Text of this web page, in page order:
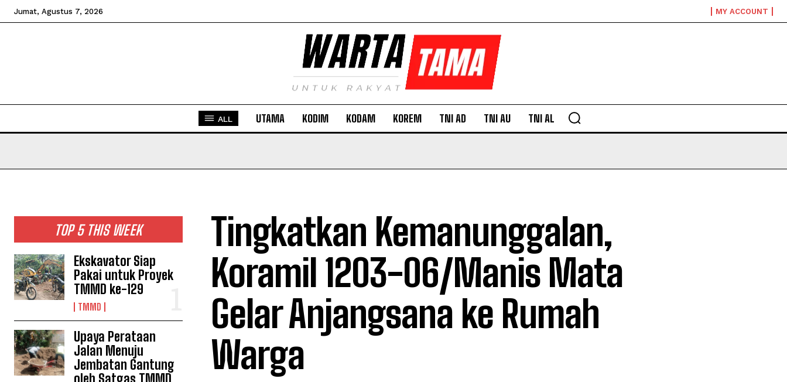
Jumat, Agustus 7, 2026 MY ACCOUNT
ALL UTAMA KODIM KODAM KOREM TNI AD TNI AU TNI AL
TOP 5 THIS WEEK
Ekskavator Siap
Pakai untuk Proyek
TMMD ke-129
TMMD
Upaya Perataan
Jalan Menuju
Jembatan Gantung
oleh Satgas TMMD
Tingkatkan Kemanunggalan,
Koramil 1203-06/Manis Mata
Gelar Anjangsana ke Rumah
Warga